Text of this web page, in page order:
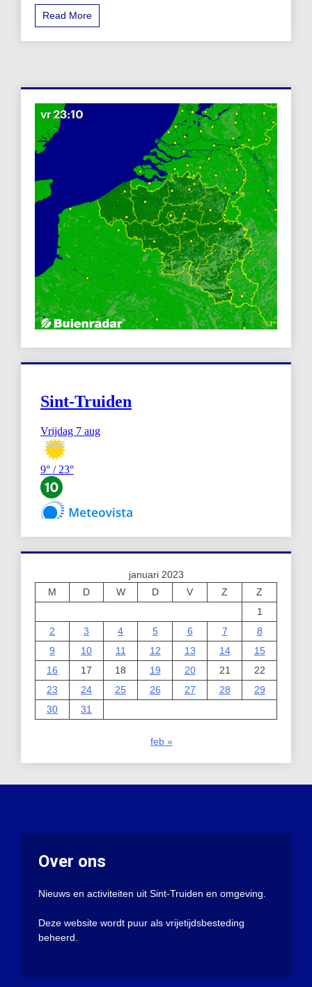
Read More
januari 2023
M
D W D V Z
Z
1
2
3 4 5 6 7
8
9
10 11 12 13 14
15
16
17 18 19 20 21
22
23
24 25 26 27 28
29
30
31
feb »
Over ons
Nieuws en activiteiten uit Sint-Truiden en omgeving.
Deze website wordt puur als vrijetijdsbesteding
beheerd.